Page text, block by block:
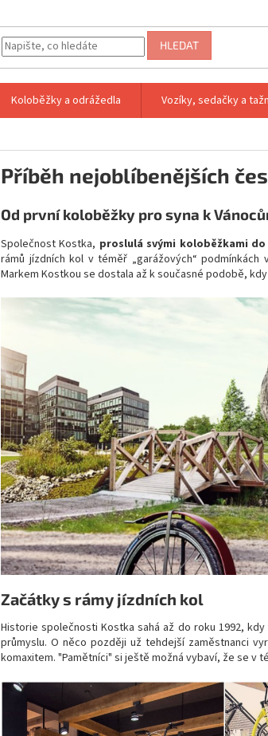
HLEDAT
Koloběžky a odrážedla Vozíky, sedačky a
Příběh nejoblíbenějších
Od první koloběžky pro syna k
Společnost Kostka, proslulá svými koloběžkami
rámů jízdních kol v téměř „garážových“
Markem Kostkou se dostala až k současné podobě,
Začátky s rámy jízdních kol
Historie společnosti Kostka sahá až do roku 1992,
průmyslu. O něco později už tehdejší zaměstnanci
komaxitem. "Pamětníci" si ještě možná vybaví, že se v